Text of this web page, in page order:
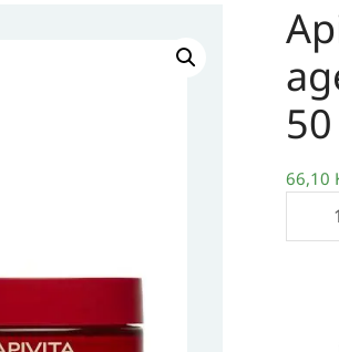
66,10
Beevine
teksture